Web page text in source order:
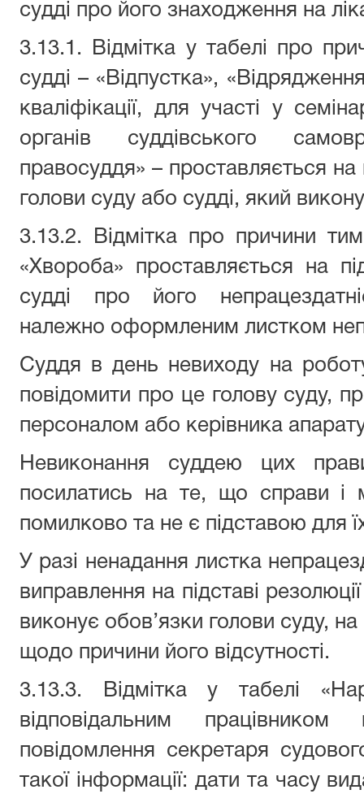
судді про його знаходження на
3.13.1. Відмітка у табелі про
судді – «Відпустка»,
кваліфікації, для участі у
органів суддівського
правосуддя» – проставляється на
голови суду або судді, який
3.13.2. Відмітка про причини
«Хвороба» проставляється на
судді про його
належно оформленим листком
Суддя в день невиходу на
повідомити про це голову суду,
персоналом або керівника
Невиконання суддею цих
посилатись на те, що справи і
помилково та не є підставою для
У разі ненадання листка
виправлення на підставі
виконує обов’язки голови суду,
щодо причини його відсутності.
3.13.3. Відмітка у табелі
відповідальним
повідомлення секретаря
такої інформації: дати та часу